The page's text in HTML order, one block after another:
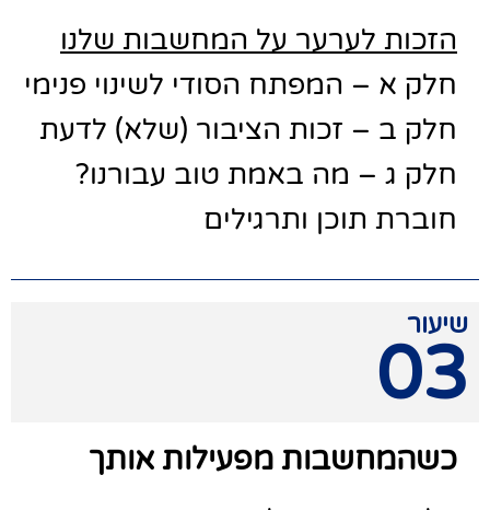
הזכות לערער על המחשבות שלנו
חלק א – המפתח הסודי לשינוי פנימי
חלק ב – זכות הציבור (שלא) לדעת
חלק ג – מה באמת טוב עבורנו?
חוברת תוכן ותרגילים
שיעור
03
כשהמחשבות מפעילות אותך